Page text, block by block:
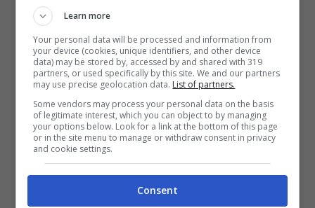
In questo panorama, inoltre viene ricordato
la situazione che stanno attraversando i
sindaci: “In questo momento purtroppo
sono loro i soggetti più in difficoltà perché
sono l’interfaccia diretta dei dirigenti
scolastici in quanto proprietari delle
strutture e quindi hanno necessità di
sono le risorse per farlo, ma nel contempo
Learn more
Your personal data will be processed and information from
your device (cookies, unique identifiers, and other device
data) may be stored by, accessed by and shared with 319
partners, or used specifically by this site. We and our partners
may use precise geolocation data. List of partners.
Some vendors may process your personal data on the basis
of legitimate interest, which you can object to by managing
your options below. Look for a link at the bottom of this page
or in the site menu to manage or withdraw consent in privacy
and cookie settings.
Consent